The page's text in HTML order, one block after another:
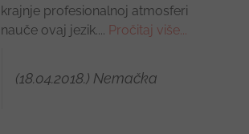
krajnje profesionalnoj atmosferi
nauče ovaj jezik.... Pročitaj više...
(18.04.2018.) Nemačka